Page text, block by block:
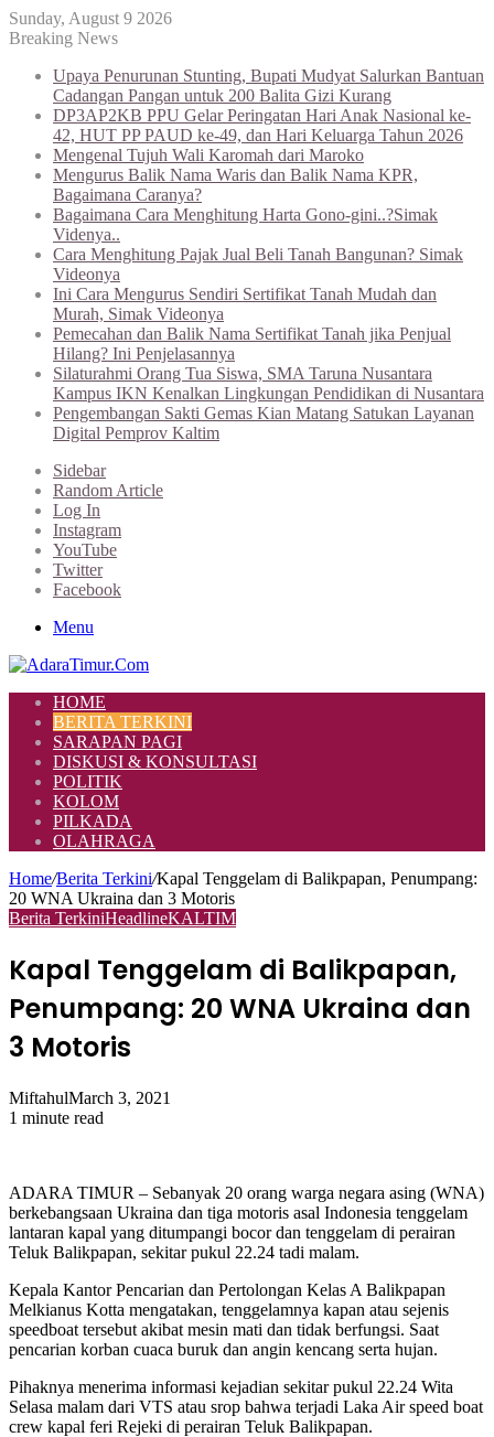
Sunday, August 9 2026
Breaking News
Upaya Penurunan Stunting, Bupati Mudyat Salurkan Bantuan
Cadangan Pangan untuk 200 Balita Gizi Kurang
DP3AP2KB PPU Gelar Peringatan Hari Anak Nasional ke-
42, HUT PP PAUD ke-49, dan Hari Keluarga Tahun 2026
Mengenal Tujuh Wali Karomah dari Maroko
Mengurus Balik Nama Waris dan Balik Nama KPR,
Bagaimana Caranya?
Bagaimana Cara Menghitung Harta Gono-gini..?Simak
Videnya..
Cara Menghitung Pajak Jual Beli Tanah Bangunan? Simak
Videonya
Ini Cara Mengurus Sendiri Sertifikat Tanah Mudah dan
Murah, Simak Videonya
Pemecahan dan Balik Nama Sertifikat Tanah jika Penjual
Hilang? Ini Penjelasannya
Silaturahmi Orang Tua Siswa, SMA Taruna Nusantara
Kampus IKN Kenalkan Lingkungan Pendidikan di Nusantara
Pengembangan Sakti Gemas Kian Matang Satukan Layanan
Digital Pemprov Kaltim
Sidebar
Random Article
Log In
Instagram
YouTube
Twitter
Facebook
Menu
HOME
BERITA TERKINI
SARAPAN PAGI
DISKUSI & KONSULTASI
POLITIK
KOLOM
PILKADA
OLAHRAGA
Home/Berita Terkini/Kapal Tenggelam di Balikpapan, Penumpang:
20 WNA Ukraina dan 3 Motoris
Berita TerkiniHeadlineKALTIM
Kapal Tenggelam di Balikpapan,
Penumpang: 20 WNA Ukraina dan
3 Motoris
MiftahulMarch 3, 2021
1 minute read
ADARA TIMUR – Sebanyak 20 orang warga negara asing (WNA)
berkebangsaan Ukraina dan tiga motoris asal Indonesia tenggelam
lantaran kapal yang ditumpangi bocor dan tenggelam di perairan
Teluk Balikpapan, sekitar pukul 22.24 tadi malam.
Kepala Kantor Pencarian dan Pertolongan Kelas A Balikpapan
Melkianus Kotta mengatakan, tenggelamnya kapan atau sejenis
speedboat tersebut akibat mesin mati dan tidak berfungsi. Saat
pencarian korban cuaca buruk dan angin kencang serta hujan.
Pihaknya menerima informasi kejadian sekitar pukul 22.24 Wita
Selasa malam dari VTS atau srop bahwa terjadi Laka Air speed boat
crew kapal feri Rejeki di perairan Teluk Balikpapan.